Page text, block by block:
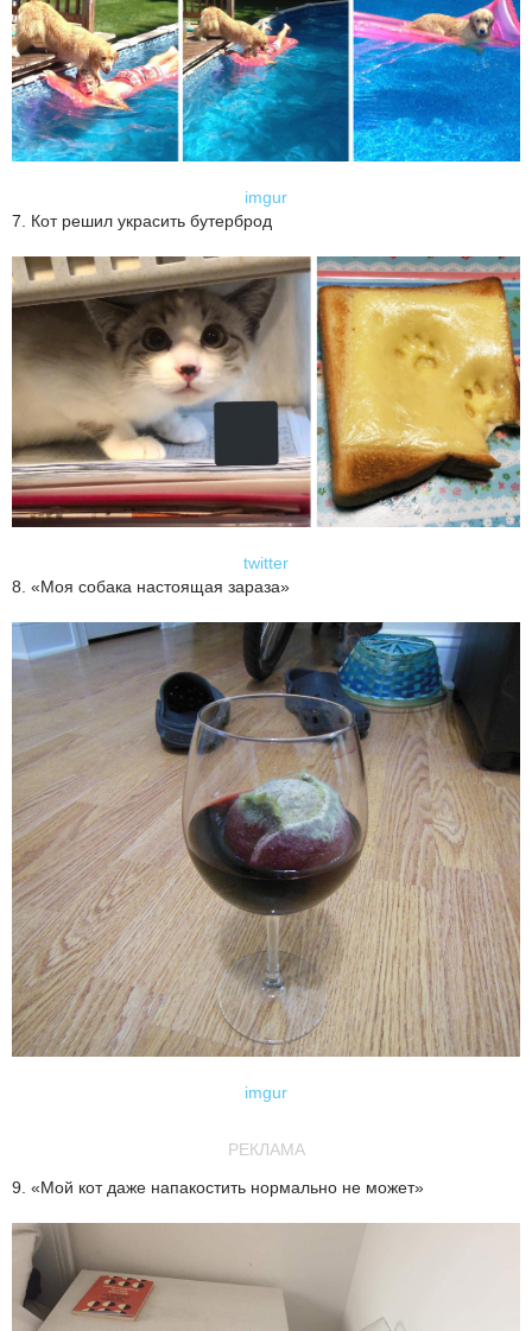
imgur
7. Кот решил украсить бутерброд
twitter
8. «Моя собака настоящая зараза»
imgur
РЕКЛАМА
9. «Мой кот даже напакостить нормально не может»